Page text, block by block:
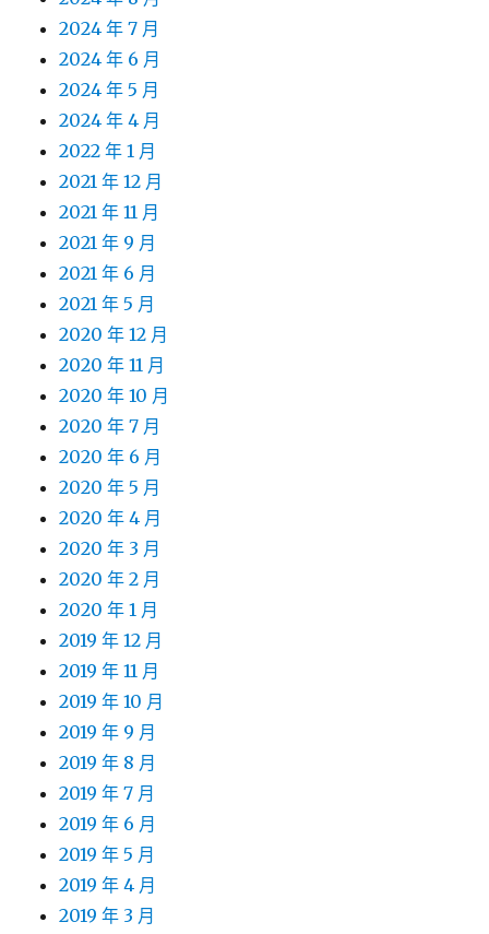
2024 年 7 月
2024 年 6 月
2024 年 5 月
2024 年 4 月
2022 年 1 月
2021 年 12 月
2021 年 11 月
2021 年 9 月
2021 年 6 月
2021 年 5 月
2020 年 12 月
2020 年 11 月
2020 年 10 月
2020 年 7 月
2020 年 6 月
2020 年 5 月
2020 年 4 月
2020 年 3 月
2020 年 2 月
2020 年 1 月
2019 年 12 月
2019 年 11 月
2019 年 10 月
2019 年 9 月
2019 年 8 月
2019 年 7 月
2019 年 6 月
2019 年 5 月
2019 年 4 月
2019 年 3 月